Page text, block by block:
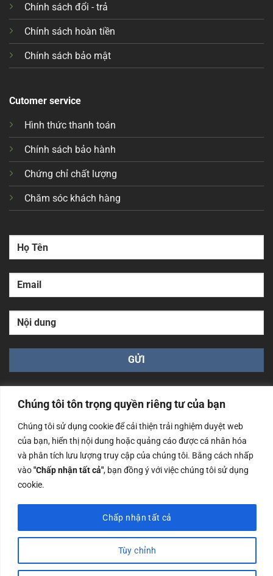
Chúng tôi tôn trọng quyền riêng tư của bạn
Chúng tôi sử dụng cookie để cải thiện trải nghiệm duyệt web
của bạn, hiển thị nội dung hoặc quảng cáo được cá nhân hóa
và phân tích lưu lượng truy cập của chúng tôi. Bằng cách nhấp
vào"Chấp nhận tất cả", bạn đồng ý với việc chúng tôi sử dụng
cookie.
Tùy chỉnh
Chấp nhận tất cả
Chính sách đổi - trả
Chính sách hoàn tiền
Chính sách bảo mật
Cutomer service
Hình thức thanh toán
Chính sách bảo hành
Chứng chỉ chất lượng
Chăm sóc khách hàng
Công ty TNHH Nam Bình Xương - Số ĐKKD: 0108783483
cấp ngày 14/06/2019 bởi Sở Kế Hoạch và Đầu Tư Tp. Hà
Nội
Copyrights @2023 Nam Binh Xuong. All Rights Reserved